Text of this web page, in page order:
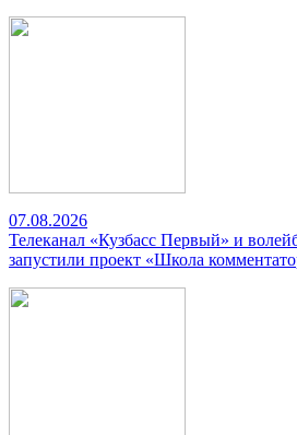
07.08.2026
Телеканал «Кузбасс Первый» и
запустили проект «Школа